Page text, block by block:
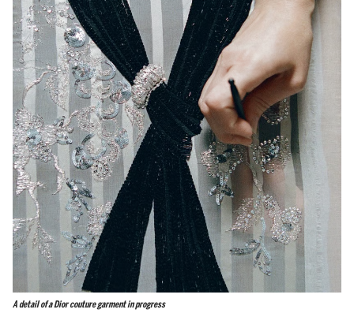
A detail of a Dior couture garment in progress